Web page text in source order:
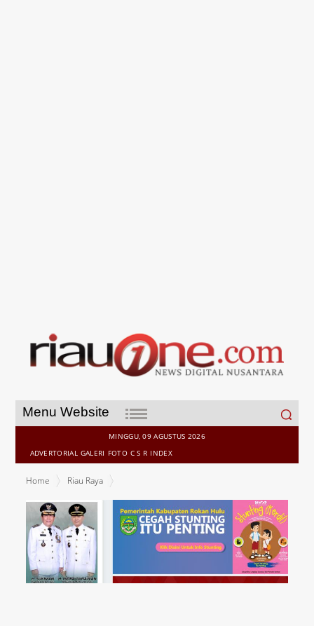
Menu Website
Search
for:
MINGGU, 09 AGUSTUS 2026
ADVERTORIAL GALERI FOTO C S R INDEX
Home
Riau Raya
Perayaan Natal Di Gereja Geraja Di Kecamatan Ujungbatu